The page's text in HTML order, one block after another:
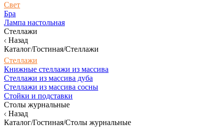
Свет
Бра
Лампа настольная
Стеллажи
Назад
Каталог/Гостиная/Стеллажи
Стеллажи
Книжные стеллажи из массива
Стеллажи из массива дуба
Стеллажи из массива сосны
Стойки и подставки
Столы журнальные
Назад
Каталог/Гостиная/Столы журнальные